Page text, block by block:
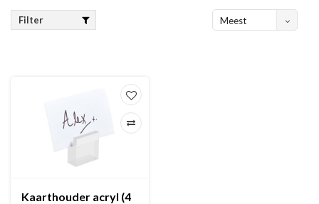
Filter
Meest
Kaarthouder acryl (4